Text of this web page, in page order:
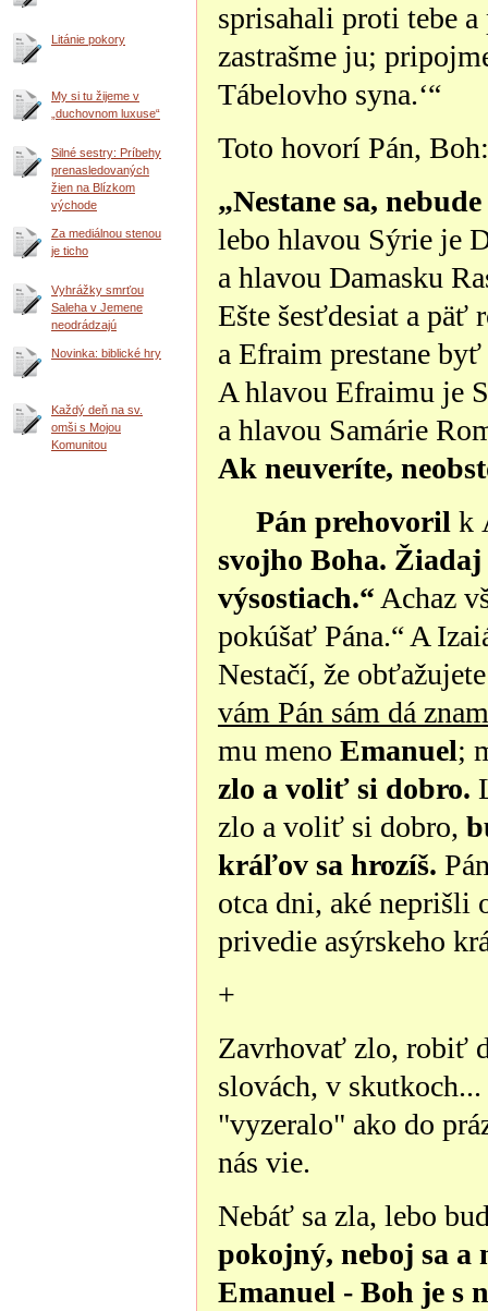
sprisahali proti tebe
zastrašme ju;
Tábelovho syna.‘“
Toto hovorí Pán, Boh:
„Nestane sa,
lebo hlavou Sýrie je
a hlavou Damasku
Ešte šesťdesiat a päť
a Efraim prestane
A hlavou Efraimu je
a hlavou Samárie
Ak neuveríte,
Pán prehovoril k
svojho Boha.
výsostiach.“Achaz
pokúšať Pána.“ A
Nestačí, že
vám Pán sám dá
mu meno Emanuel;
zlo a voliť si dobro.
zlo a voliť si dobro,
kráľov sa hrozíš.
otca dni, aké neprišli
privedie asýrskeho
+
Zavrhovať zlo, robiť
slovách, v
"vyzeralo" ako do
nás vie.
Nebáť sa zla, lebo
pokojný, neboj sa a
Emanuel - Boh je s
Litánie pokory
My si tu žijeme v
„duchovnom luxuse“
Silné sestry: Príbehy
prenasledovaných
žien na Blízkom
východe
Za mediálnou stenou
je ticho
Vyhrážky smrťou
Saleha v Jemene
neodrádzajú
Novinka: biblické hry
Každý deň na sv.
omši s Mojou
Komunitou